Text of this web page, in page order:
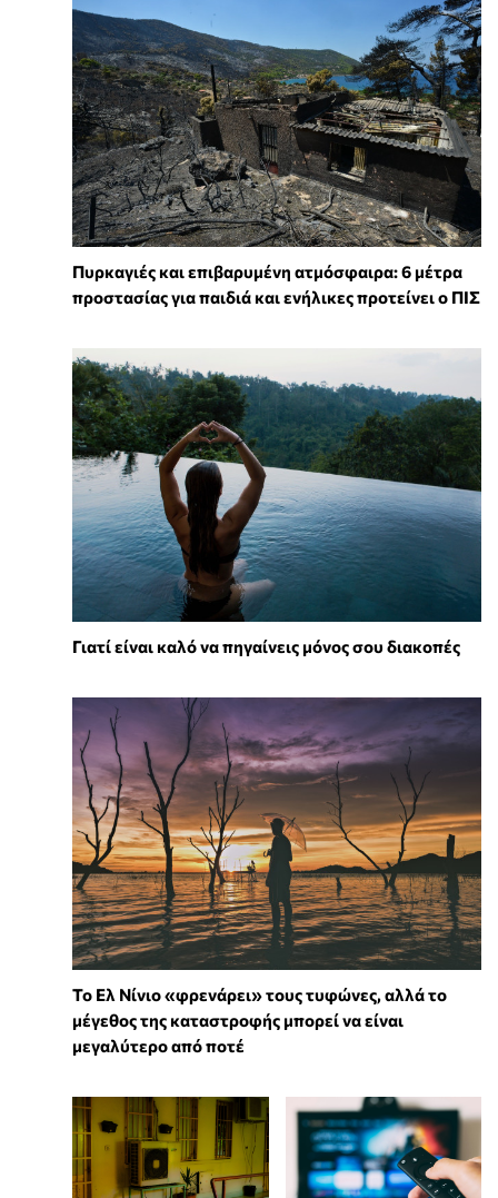
Πυρκαγιές και επιβαρυμένη ατμόσφαιρα: 6 μέτρα
προστασίας για παιδιά και ενήλικες προτείνει ο ΠΙΣ
Γιατί είναι καλό να πηγαίνεις μόνος σου διακοπές
Το Ελ Νίνιο «φρενάρει» τους τυφώνες, αλλά το
μέγεθος της καταστροφής μπορεί να είναι
μεγαλύτερο από ποτέ